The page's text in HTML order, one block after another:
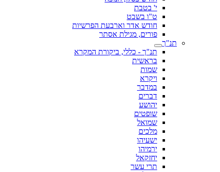
י' בטבת
ט"ו בשבט
חודש אדר וארבעת הפרשיות
פורים, מגילת אסתר
תנ"ך
תנ"ך - כללי, ביקורת המקרא
בראשית
שמות
ויקרא
במדבר
דברים
יהושע
שופטים
שמואל
מלכים
ישעיהו
ירמיהו
יחזקאל
תרי עשר